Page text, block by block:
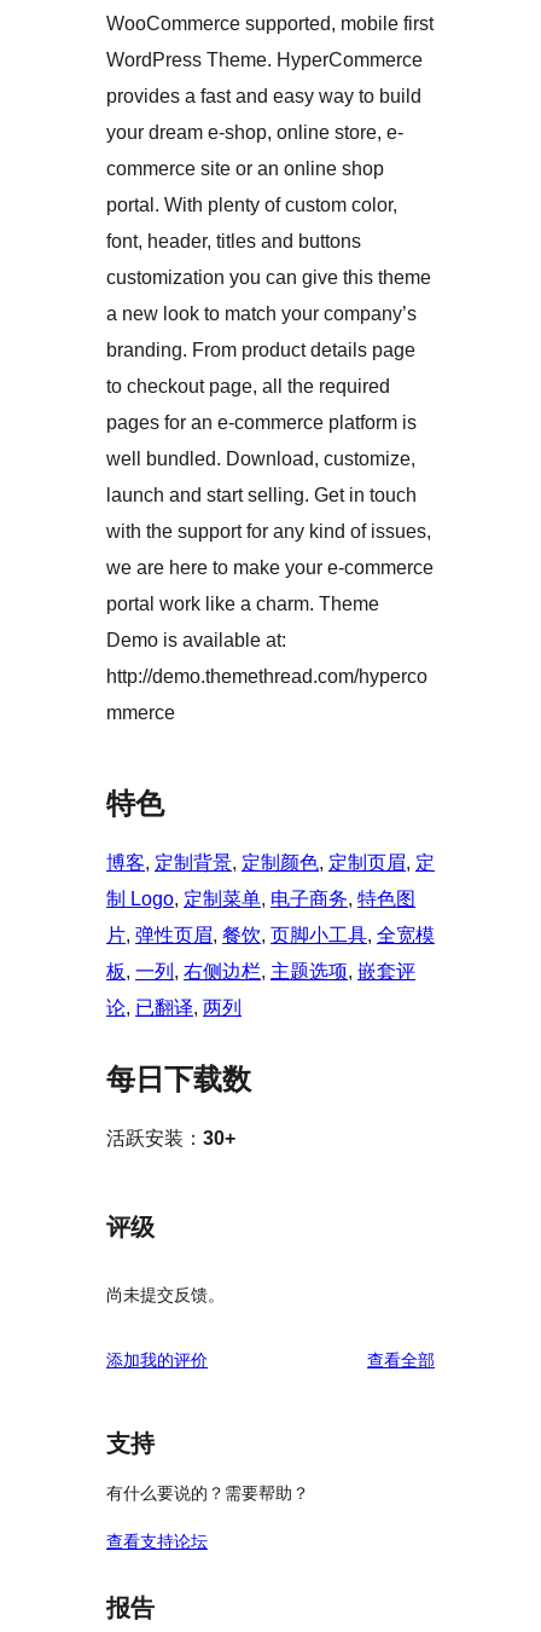
WooCommerce supported, mobile first
WordPress Theme. HyperCommerce
provides a fast and easy way to build
your dream e-shop, online store, e-
commerce site or an online shop
portal. With plenty of custom color,
font, header, titles and buttons
customization you can give this theme
a new look to match your company’s
branding. From product details page
to checkout page, all the required
pages for an e-commerce platform is
well bundled. Download, customize,
launch and start selling. Get in touch
with the support for any kind of issues,
we are here to make your e-commerce
portal work like a charm. Theme
Demo is available at:
http://demo.themethread.com/hyperco
mmerce
特色
博客, 定制背景, 定制颜色, 定制页眉, 定
制 Logo, 定制菜单, 电子商务, 特色图
片, 弹性页眉, 餐饮, 页脚小工具, 全宽模
板, 一列 , 右侧边栏, 主题选项, 嵌套评
论, 已翻译, 两列
每日下载数
活跃安装： 30+
评级
尚未提交反馈。
添加我的评价 查看全部评
支持
有什么要说的？需要帮助？
查看支持论坛
报告